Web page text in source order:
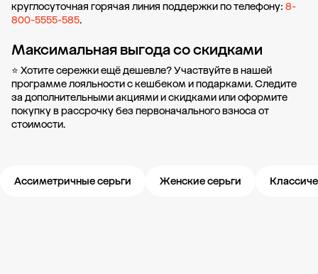
круглосуточная горячая линия поддержки по телефону: 8-
800-5555-585.
Максимальная выгода со скидками
⭐ Хотите сережки ещё дешевле? Участвуйте в нашей
программе лояльностис кешбеком и подарками. Следите
за дополнительнымиакциями и скидкамиили оформите
покупку в рассрочкубез первоначального взноса от
стоимости.
Ассиметричные серьги Женские серьги